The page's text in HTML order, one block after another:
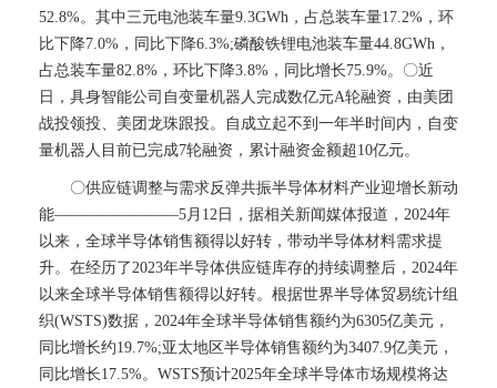
52.8%。其中三元电池装车量9.3GWh，占总装车量17.2%，环
比下降7.0%，同比下降6.3%;磷酸铁锂电池装车量44.8GWh，
占总装车量82.8%，环比下降3.8%，同比增长75.9%。〇近
日，具身智能公司自变量机器人完成数亿元A轮融资，由美团
战投领投、美团龙珠跟投。自成立起不到一年半时间内，自变
量机器人目前已完成7轮融资，累计融资金额超10亿元。
〇供应链调整与需求反弹共振半导体材料产业迎增长新动
能————————5月12日，据相关新闻媒体报道，2024年
以来，全球半导体销售额得以好转，带动半导体材料需求提
升。在经历了2023年半导体供应链库存的持续调整后，2024年
以来全球半导体销售额得以好转。根据世界半导体贸易统计组
织(WSTS)数据，2024年全球半导体销售额约为6305亿美元，
同比增长约19.7%;亚太地区半导体销售额约为3407.9亿美元，
同比增长17.5%。WSTS预计2025年全球半导体市场规模将达